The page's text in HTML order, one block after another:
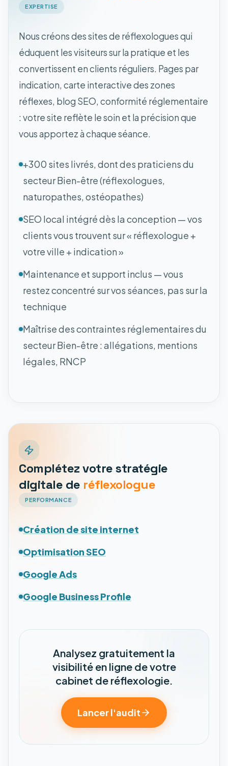
EXPERTISE
Nous créons des sites de réflexologues qui
éduquent les visiteurs sur la pratique et les
convertissent en clients réguliers. Pages par
indication, carte interactive des zones
réflexes, blog SEO, conformité réglementaire
: votre site reflète le soin et la précision que
vous apportez à chaque séance.
+300 sites livrés, dont des praticiens du
secteur Bien-être (réflexologues,
naturopathes, ostéopathes)
SEO local intégré dès la conception — vos
clients vous trouvent sur « réflexologue +
votre ville + indication »
Maintenance et support inclus — vous
restez concentré sur vos séances, pas sur la
technique
Maîtrise des contraintes réglementaires du
secteur Bien-être : allégations, mentions
légales, RNCP
Complétez votre stratégie
digitale de réflexologue
PERFORMANCE
Création de site internet
Optimisation SEO
Google Ads
Google Business Profile
Analysez gratuitement la
visibilité en ligne de votre
cabinet de réflexologie.
Lancer l'audit